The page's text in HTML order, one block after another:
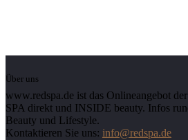
Über uns
www.redspa.de ist das Onlineangebot
SPA direkt und INSIDE beauty. Infos
Beauty und Lifestyle.
Kontaktieren Sie uns: info@redspa.de